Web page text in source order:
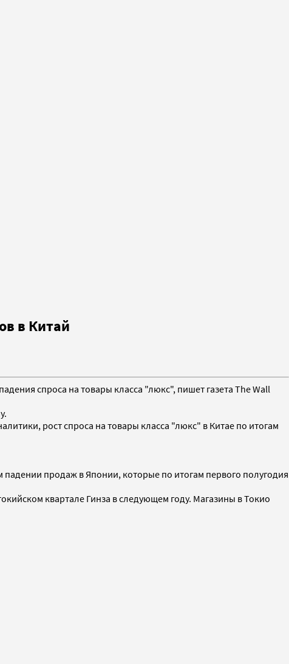
в Китай
спроса на товары класса "люкс", пишет газета The Wall
рост спроса на товары класса "люкс" в Китае по итогам
продаж в Японии, которые по итогам первого полугодия
квартале Гинза в следующем году. Магазины в Токио